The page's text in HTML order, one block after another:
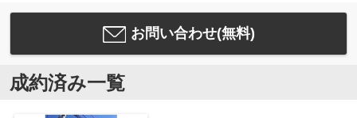
お問い合わせ(無料)
成約済み一覧